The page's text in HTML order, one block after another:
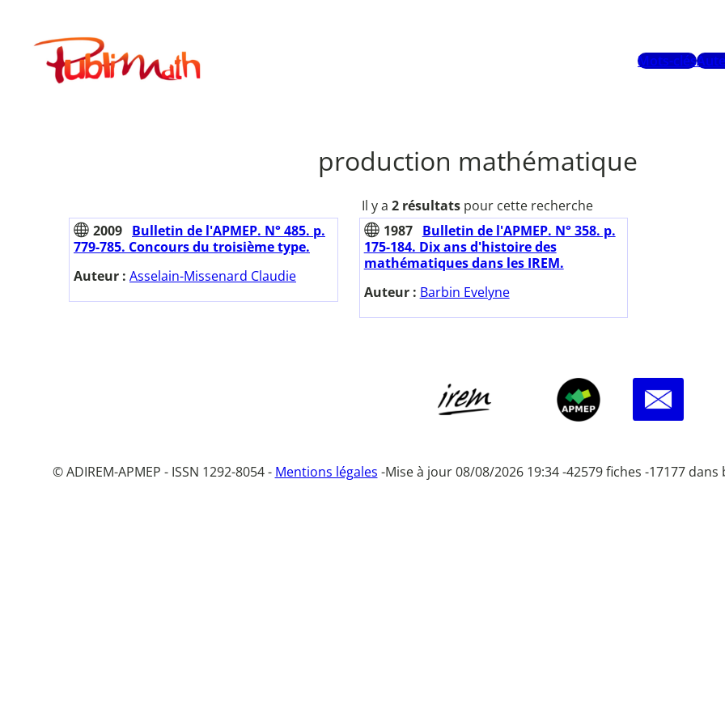
contenuPublimath
Mots-clés
production mathématique
Il y a 2 résultats pour cette recherche
2009 Bulletin de l'APMEP. N° 485. p.
779-785. Concours du troisième type.
Auteur : Asselain-Missenard Claudie
1987
Bulletin de l'APMEP. N° 358. p.
175-184. Dix ans d'histoire des
mathématiques dans les IREM.
Auteur : Barbin Evelyne
© ADIREM-APMEP - ISSN 1292-8054 - Mentions légales -Mise à jour 08/08/2026 19:34 -42579 fiches -17177